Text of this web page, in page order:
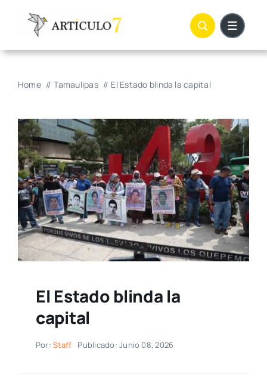
Home Tamaulipas El Estado blinda la capital
El Estado blinda la
capital
Por:Staff Publicado: Junio 08, 2026